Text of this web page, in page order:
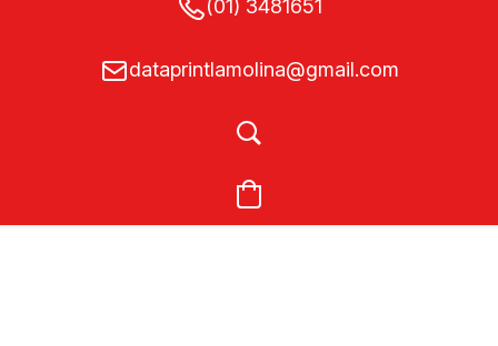
(01) 3481651
dataprintlamolina@gmail.com